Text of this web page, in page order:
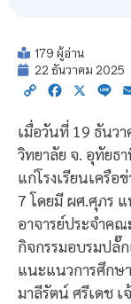
179 ผู้อ่าน
22 ธันวาคม 2025
Copy Facebook
X
เมื่อวันที่ 19 ธันว
วิทยาลัย จ. อุทัยธ
แก่โรงเรียนเครือ
7 โดยมี ผศ.ศุภร
อาจารย์ประจำค
กิจกรรมอบรมปลั๊
แนะแนวการศึกษ
มาลีรัตน์ ศรีเดช